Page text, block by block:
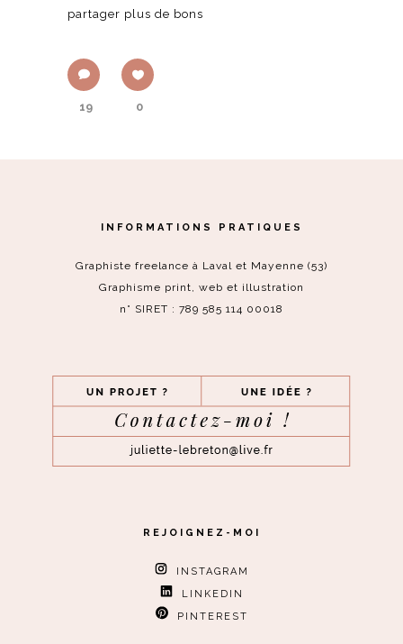
partager plus de bons
19 0
INFORMATIONS PRATIQUES
Graphiste freelance à Laval et Mayenne (53)
Graphisme print, web et illustration
n° SIRET : 789 585 114 00018
REJOIGNEZ-MOI
INSTAGRAM
LINKEDIN
PINTEREST